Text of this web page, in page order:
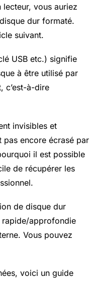
vous auriez
dur formaté.
suivant.
USB etc.) signifie
à être utilisé par
c’est-à-dire
invisibles et
pas encore écrasé par
il est possible
de récupérer les
de disque dur
rapide/approfondie
Vous pouvez
voici un guide